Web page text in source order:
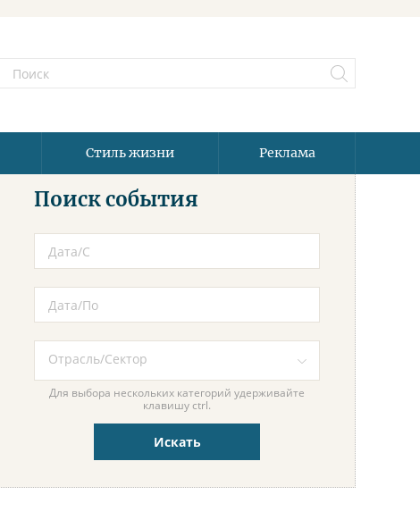
Стиль жизни Реклама
Поиск события
Для выбора нескольких категорий удерживайте
клавишу ctrl.